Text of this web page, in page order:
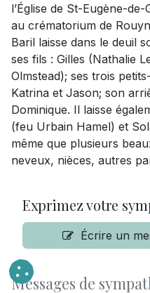
l’Église de St-Eugène-
au crématorium de
Baril laisse dans le deuil
ses fils : Gilles (Nathalie
Olmstead); ses trois
Katrina et Jason; son
Dominique. Il laisse
(feu Urbain Hamel) et
même que plusieurs
neveux, nièces, autres
Exprimez votre
Écrire un
Messages de